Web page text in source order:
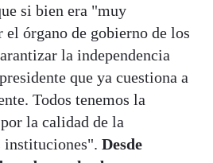
si bien era "muy
órgano de gobierno de los
la independencia
que ya cuestiona a
Todos tenemos la
la calidad de la
instituciones". Desde